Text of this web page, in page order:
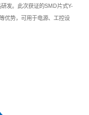
发。此次获证的SMD片式Y-
等优势，可用于电源、工控设